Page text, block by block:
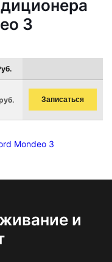
3
Записаться
Mondeo 3
и